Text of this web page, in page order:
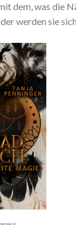
dem, was die
werden sie